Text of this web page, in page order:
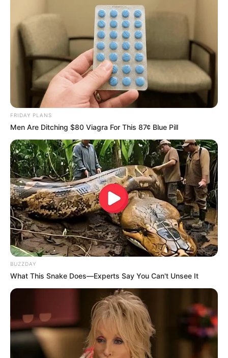
FRIDAY PLANS
Men Are Ditching $80 Viagra For This 87¢ Blue Pill
BUZZDAY
What This Snake Does—Experts Say You Can't Unsee It